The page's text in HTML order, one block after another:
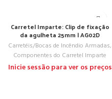
Carretel Imparte: Clip de fixação
da agulheta 25mm | AG02D
Carretéis/Bocas de Incêndio Armadas,
Componentes do Carretel Imparte
Inicie sessão para ver os preços